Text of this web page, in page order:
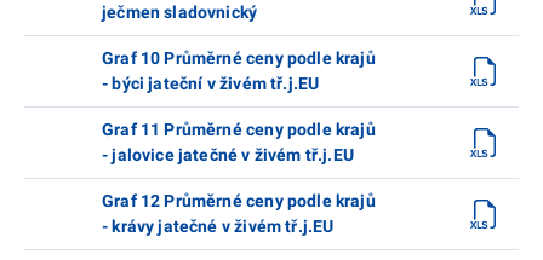
ječmen sladovnický
Graf 10 Průměrné ceny podle krajů
- býci jateční v živém tř.j.EU
Graf 11 Průměrné ceny podle krajů
- jalovice jatečné v živém tř.j.EU
Graf 12 Průměrné ceny podle krajů
- krávy jatečné v živém tř.j.EU